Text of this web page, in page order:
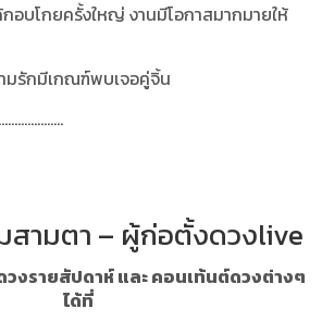
กอบโกยครั้งใหญ่ งานมีโอกาสมากมายให้
มรักมีเกณฑ์พบเจอคู่จิ้น
สามตา – ผู้ก่อตั้งดวงlive
งรายสัปดาห์ และ คอนเท้นต์ดวงต่างๆ
ได้ที่